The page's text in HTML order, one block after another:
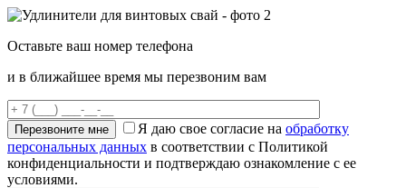
Оставьте ваш номер телефона
и в ближайшее время мы перезвоним вам
Я даю свое согласие на обработку
персональных данных в соответствии с Политикой
конфиденциальности и подтверждаю ознакомление с ее
условиями.